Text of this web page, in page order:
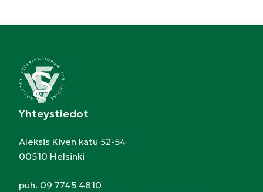
Yhteystiedot
Aleksis Kiven katu 52-54
00510 Helsinki
puh. 09 7745 4810